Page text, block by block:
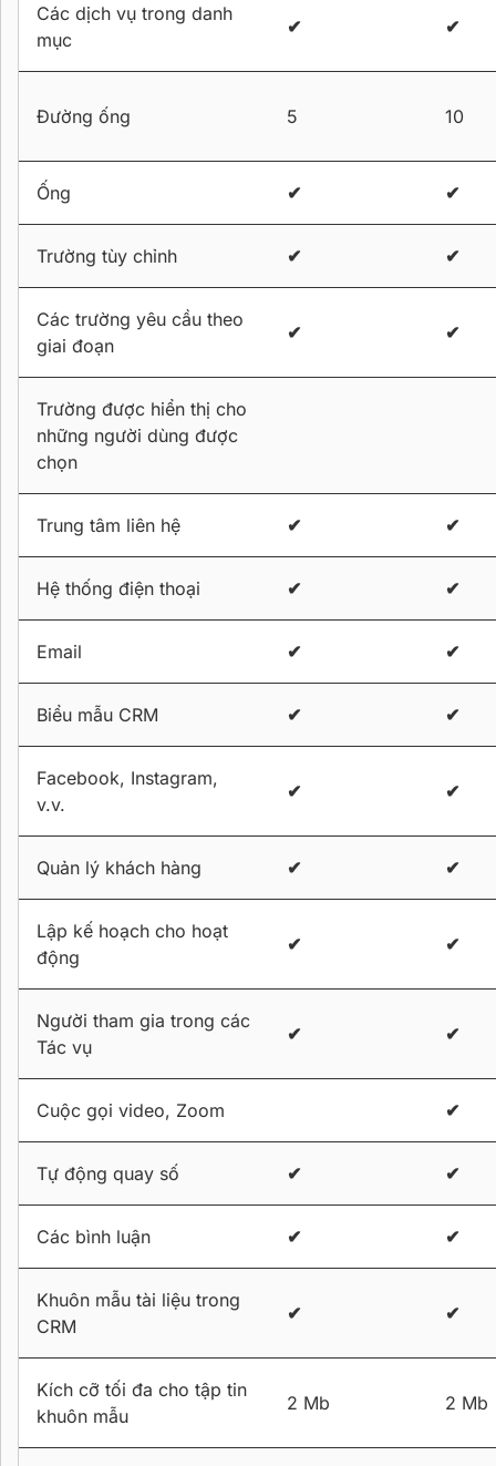
Các dịch vụ trong danh
mục
✔ ✔
Đường ống 5 10
Ống ✔ ✔
Trường tùy chỉnh ✔ ✔
Các trường yêu cầu theo
giai đoạn
✔ ✔
Trường được hiển thị cho
những người dùng được
chọn
Trung tâm liên hệ ✔ ✔
Hệ thống điện thoại ✔ ✔
Email ✔ ✔
Biểu mẫu CRM ✔ ✔
Facebook, Instagram,
v.v.
✔ ✔
Quản lý khách hàng ✔ ✔
Lập kế hoạch cho hoạt
động
✔ ✔
Người tham gia trong các
Tác vụ
✔ ✔
Cuộc gọi video, Zoom ✔
Tự động quay số ✔ ✔
Các bình luận ✔ ✔
Khuôn mẫu tài liệu trong
CRM
✔ ✔
Kích cỡ tối đa cho tập tin
khuôn mẫu
2 Mb 2 Mb